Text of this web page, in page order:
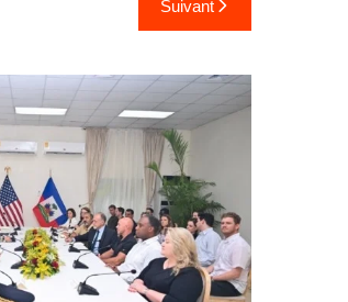
Suivant